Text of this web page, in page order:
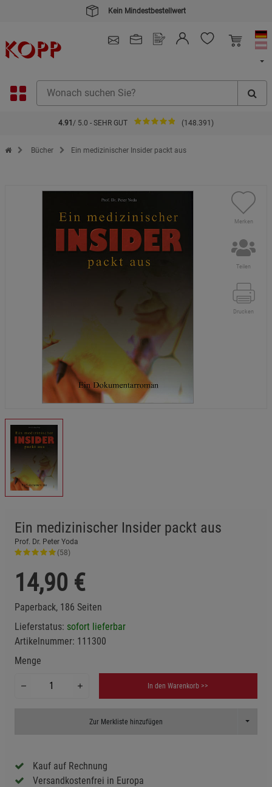
Kein Mindestbestellwert
4.91 / 5.0 - SEHR GUT (148.391)
Zur Startseite des Kopp Verlag Online-Shop
Bücher Ein medizinischer Insider packt aus
Merken
Teilen
Drucken
Ein medizinischer Insider packt aus
Prof. Dr. Peter Yoda
(58)
14,90 €
Paperback, 186 Seiten
Lieferstatus: sofort lieferbar
Artikelnummer: 111300
Menge
In den Warenkorb >>
Zur Merkliste hinzufügen Toggle
Kauf auf Rechnung
Versandkostenfrei in Europa